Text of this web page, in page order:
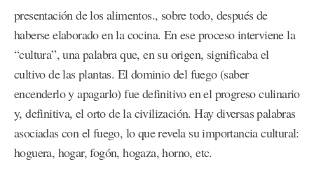
presentación de los alimentos., sobre todo, después de
haberse elaborado en la cocina. En ese proceso interviene la
“cultura”, una palabra que, en su origen, significaba el
cultivo de las plantas. El dominio del fuego (saber
encenderlo y apagarlo) fue definitivo en el progreso culinario
y, definitiva, el orto de la civilización. Hay diversas palabras
asociadas con el fuego, lo que revela su importancia cultural:
hoguera, hogar, fogón, hogaza, horno, etc.